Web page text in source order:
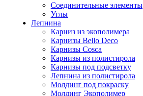
Соединительные элементы
Углы
Лепнина
Карниз из экополимера
Карнизы Bello Deco
Карнизы Cosca
Карнизы из полистирола
Карнизы под подсветку
Лепнина из полистирола
Молдинг под покраску
Молдинг Экополимер